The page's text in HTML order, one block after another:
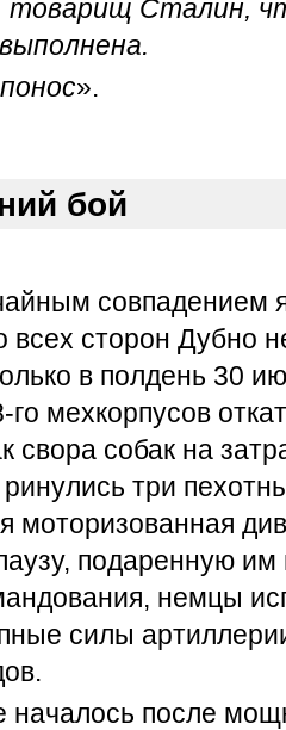
товарищ Сталин,
».
бой
совпадением
всех сторон Дубно
в полдень 30
го мехкорпусов
свора собак на
три
моторизованная
подаренную им
немцы
силы
началось после